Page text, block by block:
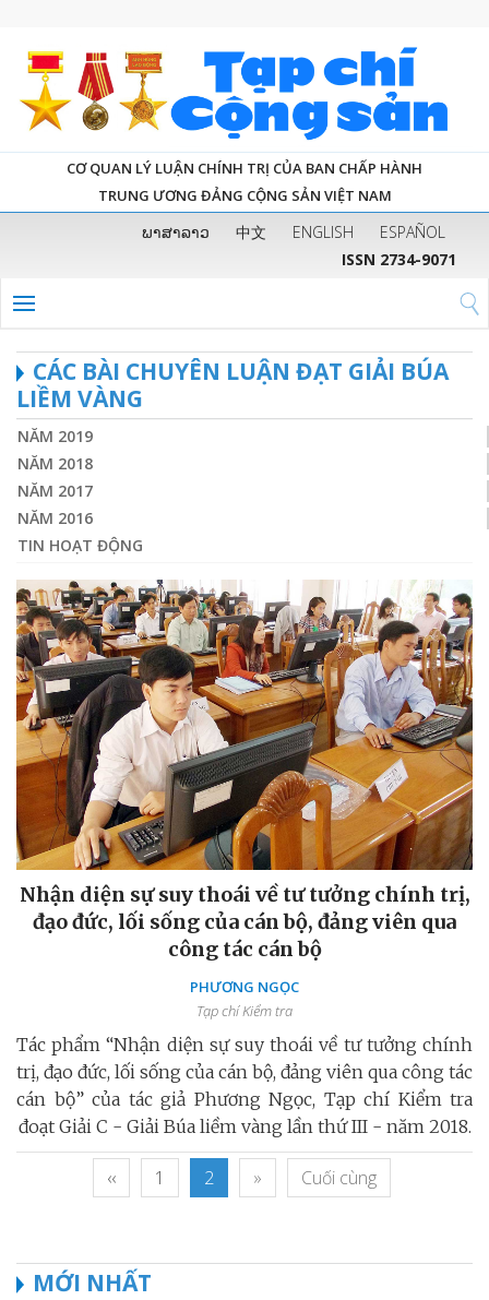
CƠ QUAN LÝ LUẬN CHÍNH TRỊ CỦA BAN CHẤP HÀNH
TRUNG ƯƠNG ĐẢNG CỘNG SẢN VIỆT NAM
ພາສາລາວ 中文 ENGLISH
ESPAÑOL
ISSN 2734-9071
CÁC BÀI CHUYÊN LUẬN ĐẠT GIẢI BÚA
LIỀM VÀNG
NĂM 2019
NĂM 2018
NĂM 2017
NĂM 2016
TIN HOẠT ĐỘNG
Nhận diện sự suy thoái về tư tưởng chính trị,
đạo đức, lối sống của cán bộ, đảng viên qua
công tác cán bộ
PHƯƠNG NGỌC
Tạp chí Kiểm tra
Tác phẩm “Nhận diện sự suy thoái về tư tưởng chính
trị, đạo đức, lối sống của cán bộ, đảng viên qua công tác
cán bộ” của tác giả Phương Ngọc, Tạp chí Kiểm tra
đoạt Giải C - Giải Búa liềm vàng lần thứ III - năm 2018.
‹‹ 1 2 » Cuối cùng
MỚI NHẤT